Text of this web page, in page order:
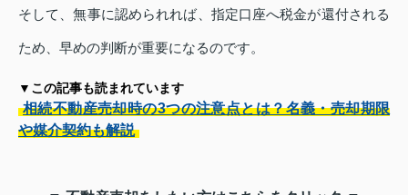
そして、無事に認められれば、指定口座へ税金が還付される
ため、早めの判断が重要になるのです。
▼この記事も読まれています
相続不動産売却時の3つの注意点とは？名義・売却期限
や媒介契約も解説